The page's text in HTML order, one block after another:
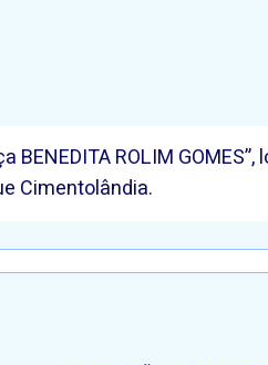
ROLIM
Cimentolândia.